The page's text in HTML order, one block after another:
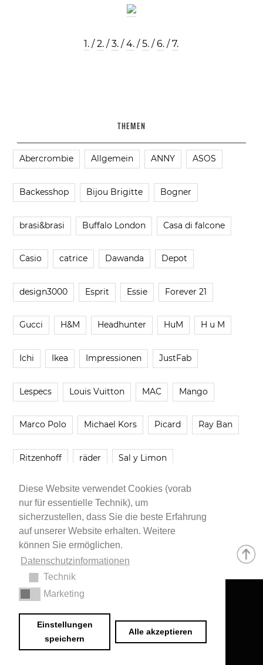
Diese Website verwendet Cookies (vorab
nur für essentielle Technik), um
sicherzustellen, dass Sie die beste Erfahrung
auf unserer Website erhalten. Weitere
können Sie ermöglichen.
Datenschutzinformationen
Technik
Marketing
Einstellungen
speichern
Alle akzeptieren
1. /2. /3. /4. /5. /6. /7.
THEMEN
Abercrombie Allgemein ANNY ASOS
Backesshop Bijou Brigitte Bogner
brasi&brasi Buffalo London Casa di falcone
Casio catrice Dawanda Depot
design3000 Esprit Essie Forever 21
Gucci H&M Headhunter HuM H u M
Ichi Ikea Impressionen JustFab
Lespecs Louis Vuitton MAC Mango
Marco Polo Michael Kors Picard Ray Ban
Ritzenhoff räder Sal y Limon
Smartbuyglasses smash! Steve Madden
Younique Zara
Impressum
© 2020 Dr. Sarah Schwab-Jung